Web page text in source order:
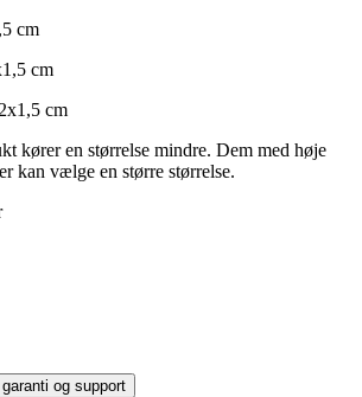
cm
cm
cm
kører en størrelse mindre. Dem med høje
kan vælge en større størrelse.
og support